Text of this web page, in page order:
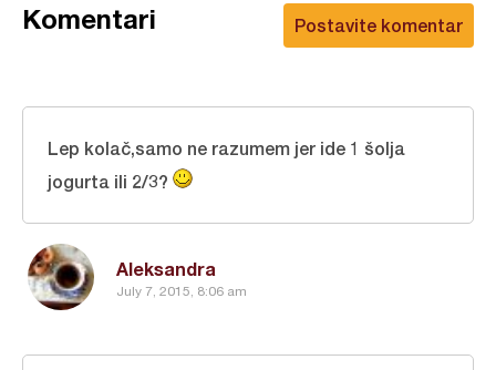
Postavite komentar
Komentari
Aleksandra
July 7, 2015, 8:06 am
Lep kolač,samo ne razumem jer ide 1 šolja
jogurta ili 2/3?